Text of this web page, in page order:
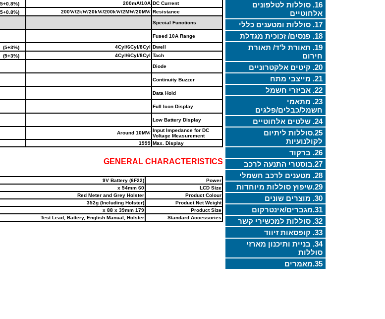
16. סוללות לטלפונים
אלחוטיים
17. סוללות ומטענים כללי
18. פנסים/ זכוכית מגדלת
19. תאורת ל'ד/ תאורת
חירום
20. קיטים אלקטרוניים
21. מייצבי מתח
22. אביזרי חשמל
23. מתאמי
חשמל/כבלים/פלגים
24. שלטים אלחוטיים
25.סוללות ליתיום
לקולנועיות
26. ברקוד
27.בוסטרי התנעה לרכב
28. מטענים לרכב חשמלי
29.שיפוץ סוללות מיוחדות
30. מוצרים שונים
31.מגברים/אינטרקום
32. סוללות למכשירי קשר
33. קופסאות זיווד
34. בניית ותיכנון מארזי
סוללות
35.מאמרים
DC Current
200mA/10A
(0.8%+5)
Resistance
200W/2kW/20kW/200kW/2MW/20MW
(0.8%+5)
Special Functions
Fused 10A Range
Dwell
4Cyl/6Cyl/8Cyl
(3%+5)
Tach
4Cyl/6Cyl/8Cyl
(3%+5)
Diode
Continuity Buzzer
Data Hold
Full Icon Display
Low Battery Display
Input Impedance for DC
Voltage Measurement
Around 10MW
Max. Display
1999
GENERAL CHARACTERISTICS
Power
9V Battery (6F22)
LCD Size
60 x 54mm
Product Colour
Red Meter and Grey Holster
Product Net Weight
352g (Including Holster)
Product Size
179 x 88 x 39mm
Standard Accessories
Test Lead, Battery, English Manual, Holster